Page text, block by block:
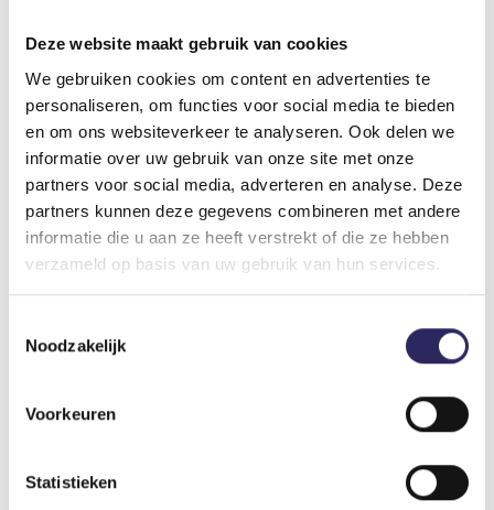
Deze website maakt gebruik van cookies
We gebruiken cookies om content en advertenties te
personaliseren, om functies voor social media te bieden
en om ons websiteverkeer te analyseren. Ook delen we
informatie over uw gebruik van onze site met onze
partners voor social media, adverteren en analyse. Deze
partners kunnen deze gegevens combineren met andere
informatie die u aan ze heeft verstrekt of die ze hebben
verzameld op basis van uw gebruik van hun services.
Noodzakelijk
Voorkeuren
Statistieken
pas vanaf april echt actief wordt. Daarom worden de
dieren tot diep in de zomer zowel overdag als ’s nachts
actief gevangen. Dit gebeurt op basis van hun
kenmerkende roep of door ze op te sporen in speciale
schuilplaatsen van golfplaat en steigerhout, waar ze
zich overdag graag onder schuilhouden. Deze
schuilplaatsen werden gecreëerd in de bestaande
poelen binnen het projectgebied, om de padden
eenvoudig te kunnen vangen.